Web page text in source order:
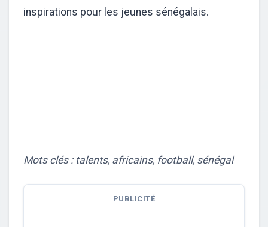
inspirations pour les jeunes sénégalais.
Mots clés : talents, africains, football, sénégal
PUBLICITÉ